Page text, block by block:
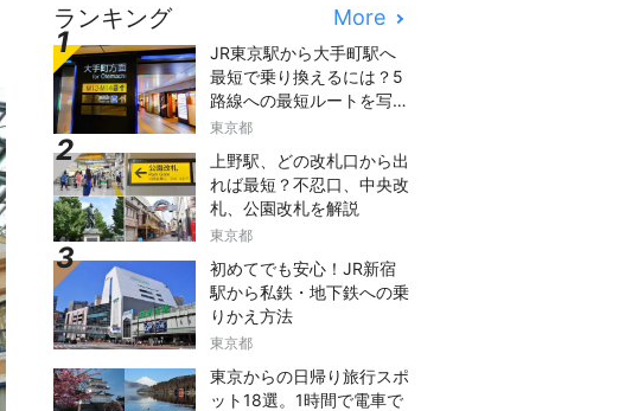
ランキング More
JR東京駅から大手町駅へ
最短で乗り換えるには？5
路線への最短ルートを写真
つきでご紹介
東京都
上野駅、どの改札口から出
れば最短？不忍口、中央改
札、公園改札を解説
東京都
初めてでも安心！JR新宿
駅から私鉄・地下鉄への乗
りかえ方法
東京都
東京からの日帰り旅行スポ
ット18選。1時間で電車で